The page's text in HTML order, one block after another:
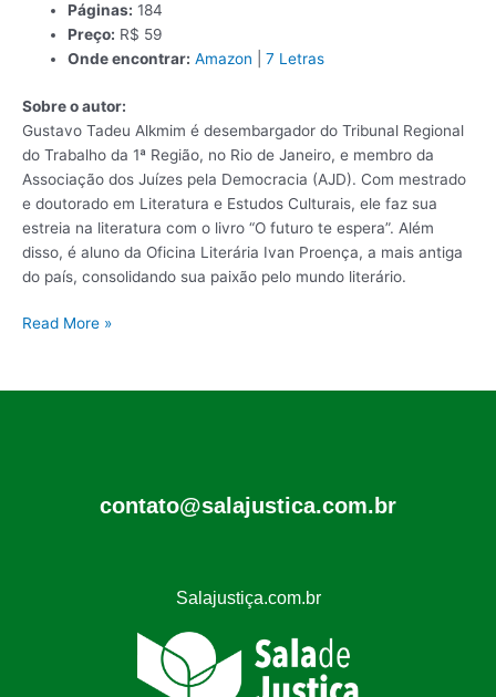
Páginas: 184
Preço: R$ 59
Onde encontrar: Amazon |7 Letras
Sobre o autor:
Gustavo Tadeu Alkmim é desembargador do Tribunal Regional
do Trabalho da 1ª Região, no Rio de Janeiro, e membro da
Associação dos Juízes pela Democracia (AJD). Com mestrado
e doutorado em Literatura e Estudos Culturais, ele faz sua
estreia na literatura com o livro “O futuro te espera”. Além
disso, é aluno da Oficina Literária Ivan Proença, a mais antiga
do país, consolidando sua paixão pelo mundo literário.
Read More »
contato@salajustica.com.br
Salajustiça.com.br